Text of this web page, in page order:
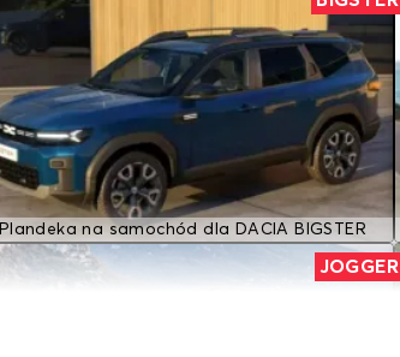
Plandeka na samochód dla DACIA BIGSTER
JOGGER